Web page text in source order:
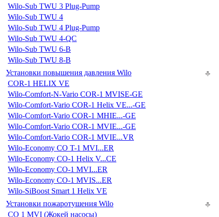
Wilo-Sub TWU 3 Plug-Pump
Wilo-Sub TWU 4
Wilo-Sub TWU 4 Plug-Pump
Wilo-Sub TWU 4-QC
Wilo-Sub TWU 6-B
Wilo-Sub TWU 8-B
Установки повышения давления Wilo
COR-1 HELIX VE
Wilo-Comfort-N-Vario COR-1 MVISE-GE
Wilo-Comfort-Vario COR-1 Helix VE...-GE
Wilo-Comfort-Vario COR-1 MHIE...-GE
Wilo-Comfort-Vario COR-1 MVIE...-GE
Wilo-Comfort-Vario COR-1 MVIE...VR
Wilo-Economy CO T-1 MVI...ER
Wilo-Economy CO-1 Helix V...CE
Wilo-Economy CO-1 MVI...ER
Wilo-Economy CO-1 MVIS...ER
Wilo-SiBoost Smart 1 Helix VE
Установки пожаротушения Wilo
CO 1 MVI (Жокей насосы)